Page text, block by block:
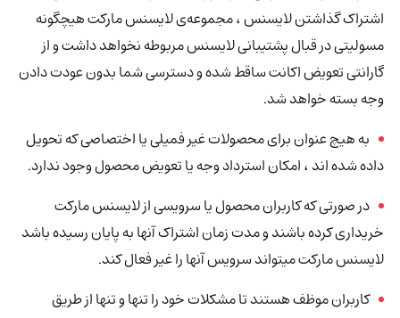
اشتراک گذاشتن لایسنس ، مجموعه‌ی لایسنس مارکت هیچگونه
مسولیتی در قبال پشتیبانی لایسنس مربوطه نخواهد داشت و از
گارانتی تعویض اکانت ساقط شده و دسترسی شما بدون عودت دادن
وجه بسته خواهد شد.
به هیچ عنوان برای محصولات غیر فمیلی یا اختصاصی که تحویل
داده شده اند ، امکان استرداد وجه یا تعویض محصول وجود ندارد.
در صورتی که کاربران محصول یا سرویسی از لایسنس مارکت
خریداری کرده باشند و مدت زمان اشتراک آنها به پایان رسیده باشد
لایسنس مارکت میتواند سرویس آنها را غیر فعال کند.
کاربران موظف هستند تا مشکلات خود را تنها و تنها از طریق